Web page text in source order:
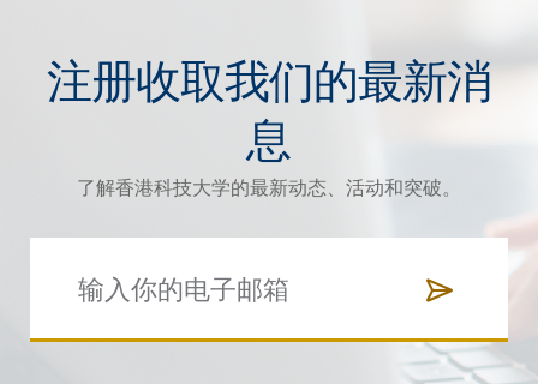
注册收取我们的最新消
息
了解香港科技大学的最新动态、活动和突破。